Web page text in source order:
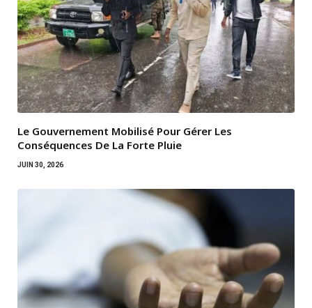
Le Gouvernement Mobilisé Pour Gérer Les
Conséquences De La Forte Pluie
JUIN 30, 2026